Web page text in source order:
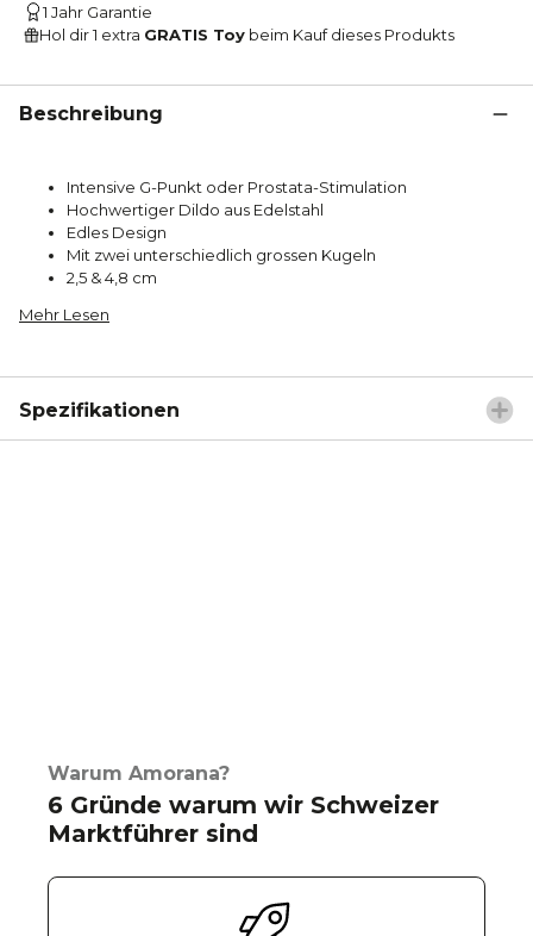
1 Jahr Garantie
Hol dir 1 extra GRATIS Toy beim Kauf dieses Produkts
Beschreibung
Intensive G-Punkt oder Prostata-Stimulation
Hochwertiger Dildo aus Edelstahl
Edles Design
Mit zwei unterschiedlich grossen Kugeln
2,5 & 4,8 cm
Mehr Lesen
Spezifikationen
Warum Amorana?
6 Gründe warum wir Schweizer
Marktführer sind